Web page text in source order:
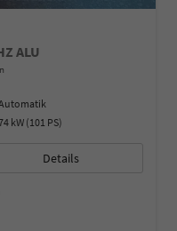
ALU
kW (101 PS)
Details